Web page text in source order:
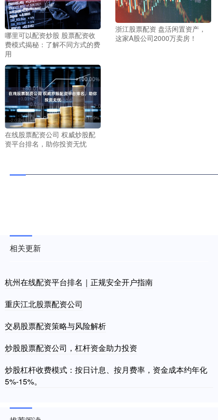
哪里可以配资炒股 股票配资收
费模式揭秘：了解不同方式的费
用
浙江股票配资 盘活闲置资产，
这家A股公司2000万卖房！
在线股票配资公司 权威炒股配
资平台排名，助你投资无忧
相关更新
杭州在线配资平台排名｜正规安全开户指南
重庆江北股票配资公司
交易股票配资策略与风险解析
炒股股票配资公司，杠杆资金助力投资
炒股杠杆收费模式：按日计息、按月费率，资金成本约年化
5%-15%。